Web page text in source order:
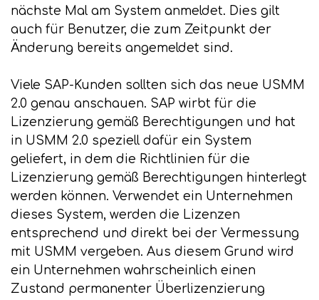
nächste Mal am System anmeldet. Dies gilt
auch für Benutzer, die zum Zeitpunkt der
Änderung bereits angemeldet sind.
Viele SAP-Kunden sollten sich das neue USMM
2.0 genau anschauen. SAP wirbt für die
Lizenzierung gemäß Berechtigungen und hat
in USMM 2.0 speziell dafür ein System
geliefert, in dem die Richtlinien für die
Lizenzierung gemäß Berechtigungen hinterlegt
werden können. Verwendet ein Unternehmen
dieses System, werden die Lizenzen
entsprechend und direkt bei der Vermessung
mit USMM vergeben. Aus diesem Grund wird
ein Unternehmen wahrscheinlich einen
Zustand permanenter Überlizenzierung